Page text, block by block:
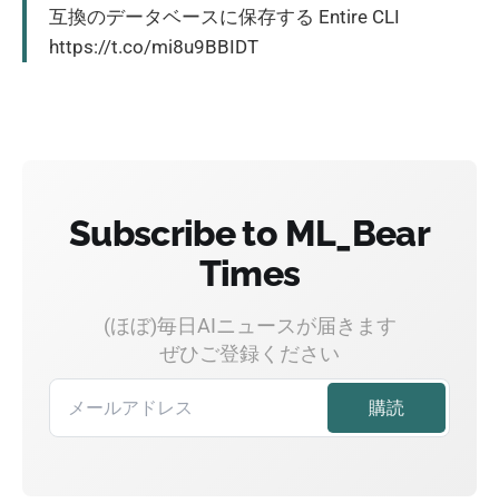
互換のデータベースに保存する Entire CLI
https://t.co/mi8u9BBIDT
Subscribe to ML_Bear
Times
(ほぼ)毎日AIニュースが届きます
ぜひご登録ください